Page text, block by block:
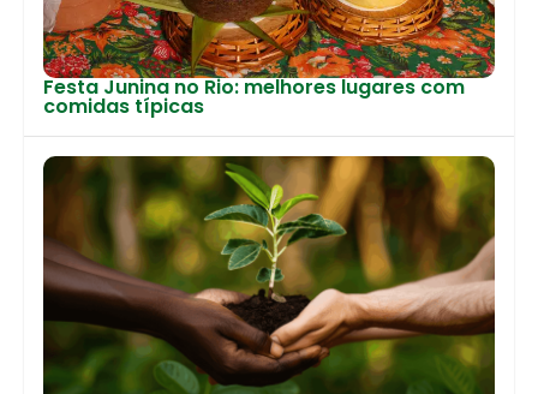
Festa Junina no Rio: melhores lugares com
comidas típicas